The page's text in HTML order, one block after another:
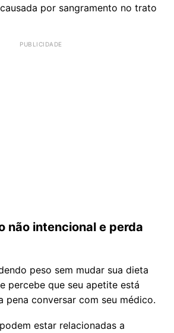
por sangramento no trato
não intencional e perda
peso sem mudar sua dieta
percebe que seu apetite está
pena conversar com seu médico.
estar relacionadas a